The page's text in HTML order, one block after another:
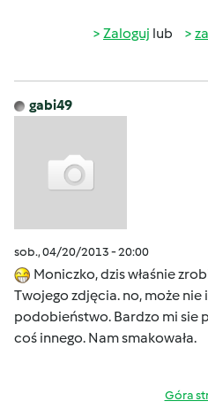
Zaloguj lub
gabi49
sob., 04/20/2013 - 20:00
Moniczko, dzis właśnie
Twojego zdjęcia. no, może nie
podobieństwo. Bardzo mi sie
coś innego. Nam smakowała.
Góra